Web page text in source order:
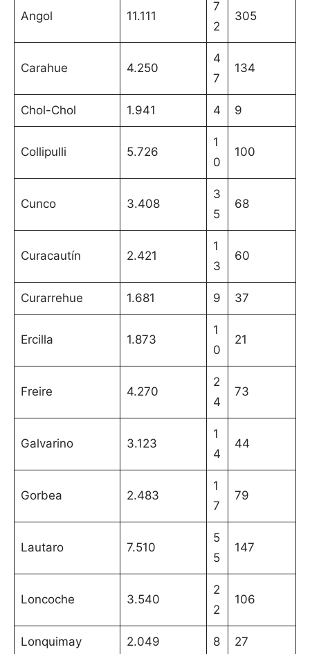
Angol 11.111
7
2
305
Carahue 4.250
4
7
134
Chol-Chol 1.941 4 9
Collipulli 5.726
1
0
100
Cunco 3.408
3
5
68
Curacautín 2.421
1
3
60
Curarrehue 1.681 9 37
Ercilla 1.873
1
0
21
Freire 4.270
2
4
73
Galvarino 3.123
1
4
44
Gorbea 2.483
1
7
79
Lautaro 7.510
5
5
147
Loncoche 3.540
2
2
106
Lonquimay 2.049 8 27